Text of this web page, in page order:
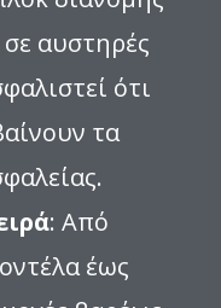
αυστηρές
ότι
τα
: Από
έως